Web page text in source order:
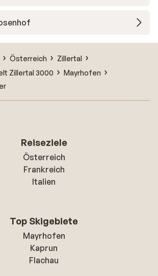
Österreich
Zillertal
Zillertal 3000
Mayrhofen
Reiseziele
Österreich
Frankreich
Italien
Top Skigebiete
Mayrhofen
Kaprun
Flachau